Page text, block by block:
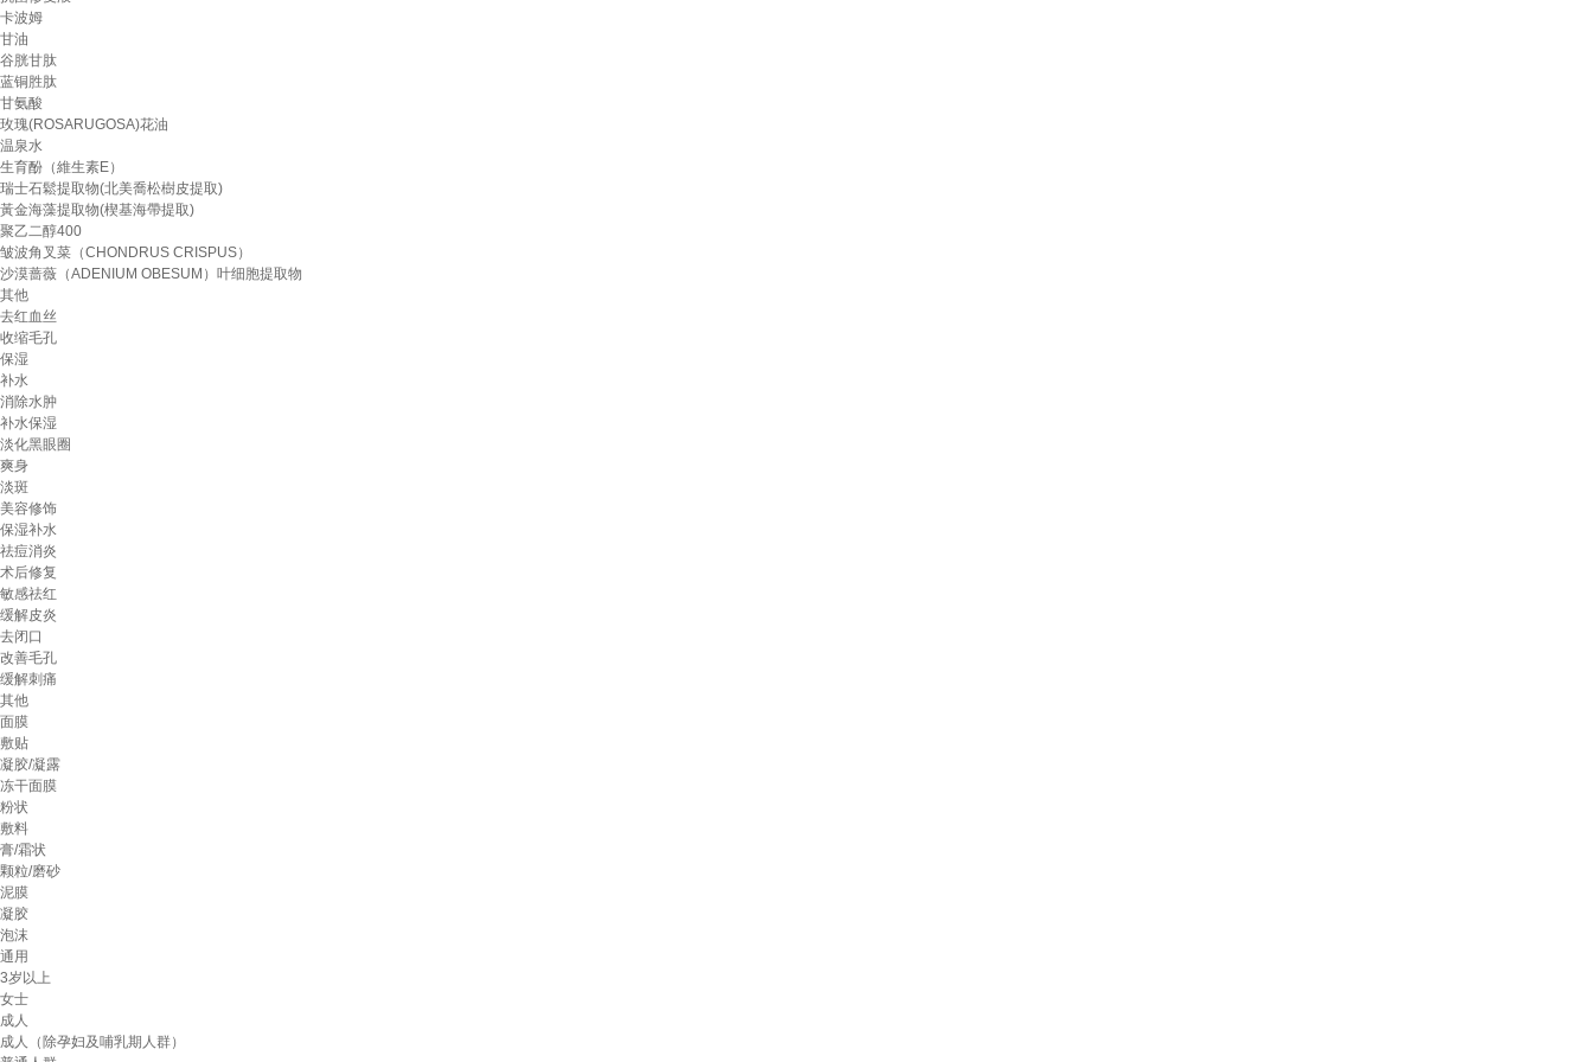
卡波姆
甘油
谷胱甘肽
蓝铜胜肽
甘氨酸
玫瑰(ROSARUGOSA)花油
温泉水
生育酚（維生素E）
瑞士石鬆提取物(北美喬松樹皮提取)
黃金海藻提取物(楔基海帶提取)
聚乙二醇400
皱波角叉菜（CHONDRUS CRISPUS）
沙漠蔷薇（ADENIUM OBESUM）叶细胞提取物
其他
去红血丝
收缩毛孔
保湿
补水
消除水肿
补水保湿
淡化黑眼圈
爽身
淡斑
美容修饰
保湿补水
祛痘消炎
术后修复
敏感祛红
缓解皮炎
去闭口
改善毛孔
缓解刺痛
其他
面膜
敷贴
凝胶/凝露
冻干面膜
粉状
敷料
膏/霜状
颗粒/磨砂
泥膜
凝胶
泡沫
通用
3岁以上
女士
成人
成人（除孕妇及哺乳期人群）